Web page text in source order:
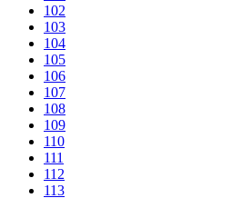
102
103
104
105
106
107
108
109
110
111
112
113